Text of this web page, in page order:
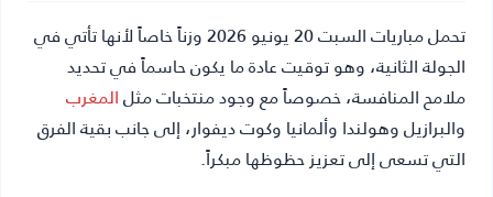
تحمل مباريات السبت 20 يونيو 2026 وزناً خاصاً لأنها تأتي في
الجولة الثانية، وهو توقيت عادة ما يكون حاسماً في تحديد
ملامح المنافسة، خصوصاً مع وجود منتخبات مثلالمغرب
والبرازيل وهولندا وألمانيا وكوت ديفوار، إلى جانب بقية الفرق
التي تسعى إلى تعزيز حظوظها مبكراً.